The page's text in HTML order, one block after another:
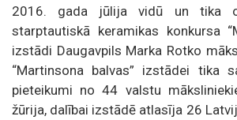
2016. gada jūlija vidū un tika
starptautiskā keramikas konkursa
izstādi Daugavpils Marka Rotko
“Martinsona balvas” izstādei tika
pieteikumi no 44 valstu
žūrija, dalībai izstādē atlasīja 26